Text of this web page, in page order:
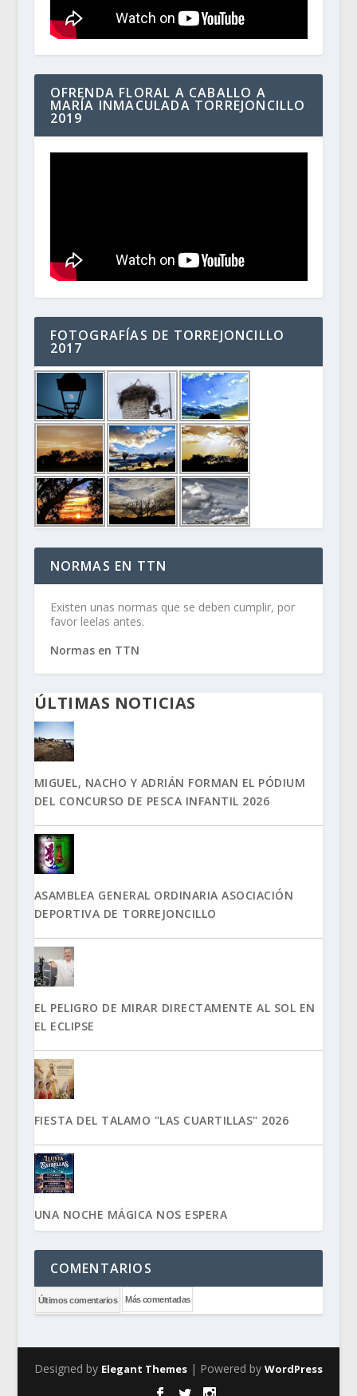
OFRENDA FLORAL A CABALLO A
MARÍA INMACULADA TORREJONCILLO
2019
FOTOGRAFÍAS DE TORREJONCILLO
2017
NORMAS EN TTN
Existen unas normas que se deben cumplir, por
favor leelas antes.
Normas en TTN
ÚLTIMAS NOTICIAS
MIGUEL, NACHO Y ADRIÁN FORMAN EL PÓDIUM
DEL CONCURSO DE PESCA INFANTIL 2026
ASAMBLEA GENERAL ORDINARIA ASOCIACIÓN
DEPORTIVA DE TORREJONCILLO
EL PELIGRO DE MIRAR DIRECTAMENTE AL SOL EN
EL ECLIPSE
FIESTA DEL TALAMO "LAS CUARTILLAS" 2026
UNA NOCHE MÁGICA NOS ESPERA
COMENTARIOS
Últimos comentarios Más comentadas
Designed by Elegant Themes| Powered by WordPress